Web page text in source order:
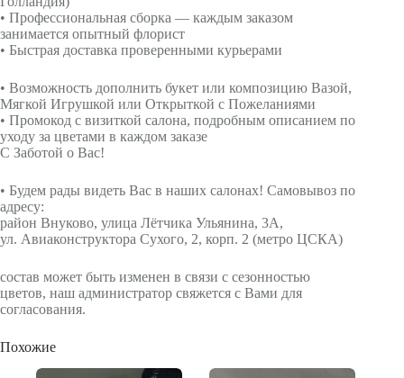
• Профессиональная сборка — каждым заказом
занимается опытный флорист
• Быстрая доставка проверенными курьерами
• Возможность дополнить букет или композицию Вазой,
Мягкой Игрушкой или Открыткой с Пожеланиями
• Промокод с визиткой салона, подробным описанием по
уходу за цветами в каждом заказе
С Заботой о Вас!
• Будем рады видеть Вас в наших салонах! Самовывоз по
адресу:
район Внуково, улица Лётчика Ульянина, 3А,
ул. Авиаконструктора Сухого, 2, корп. 2 (метро ЦСКА)
состав может быть изменен в связи с сезонностью
цветов, наш администратор свяжется с Вами для
согласования.
Похожие